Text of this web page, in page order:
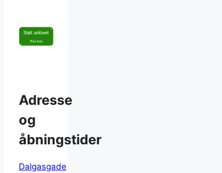
Adresse
og
åbningstider
Dalgasgade